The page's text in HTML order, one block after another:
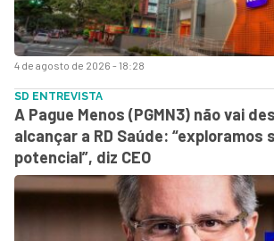
4 de agosto de 2026 - 18:28
SD ENTREVISTA
A Pague Menos (PGMN3) não vai
alcançar a RD Saúde: “exploramos
potencial”, diz CEO